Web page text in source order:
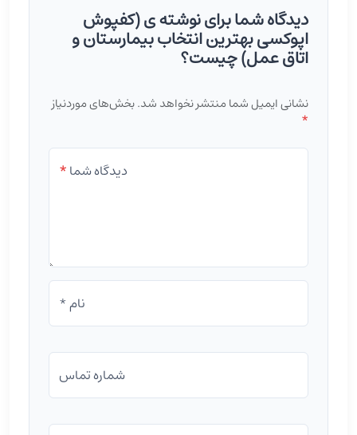
دیدگاه شما برای نوشته ی (کفپوش
اپوکسی بهترین انتخاب بیمارستان و
اتاق عمل) چیست؟
نشانی ایمیل شما منتشر نخواهد شد.بخش‌های موردنیاز
*
دیدگاه شما*
نام *
شماره تماس